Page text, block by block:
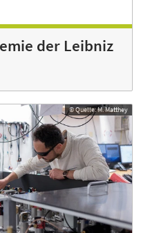
der Leibniz
© Quelle: M. Matthey